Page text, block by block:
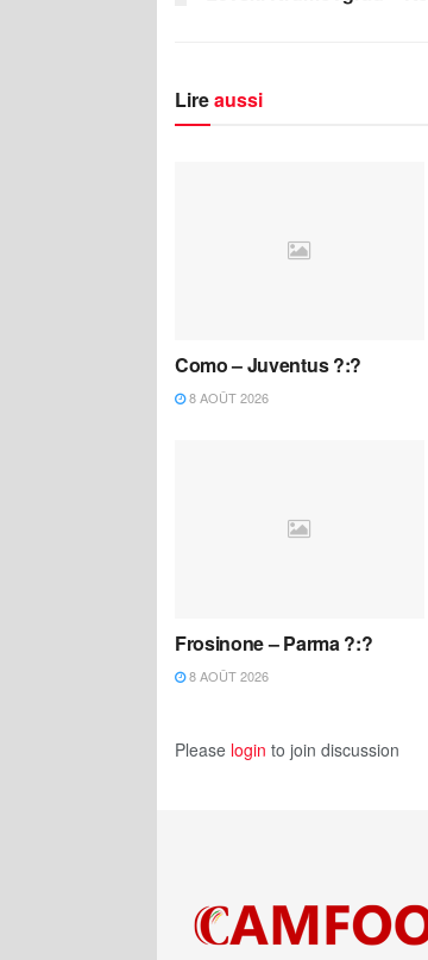
Lireaussi
Como – Juventus ?:?
8 AOÛT 2026
Frosinone – Parma ?:?
8 AOÛT 2026
Please login to join discussion